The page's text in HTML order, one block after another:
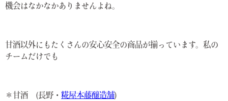
機会はなかなかありませんよね。
甘酒以外にもたくさんの安心安全の商品が揃っています。私の
チームだけでも
＊甘酒 (長野・ 糀屋本藤醸造舗)